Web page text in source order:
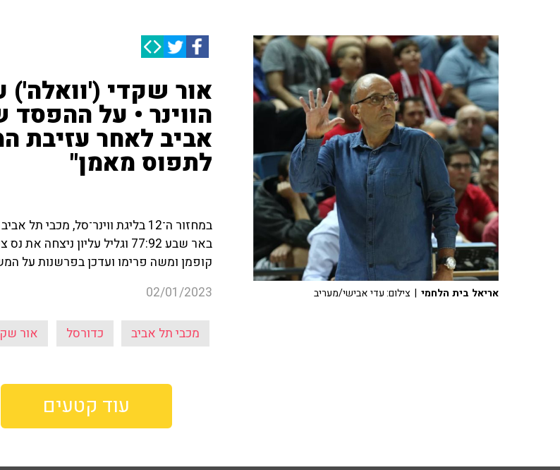
אור שקדי ('וואלה')
הווינר • על
אביב לאחר עזיבת
לתפוס מאמן"
קופמן ומשה פרימו ועדכן בפרשנות על
02/01/2023
מכבי תל אביב כדורסל אור
אריאל בית הלחמי | צילום: עדי אבישי/מעריב
עוד קטעים